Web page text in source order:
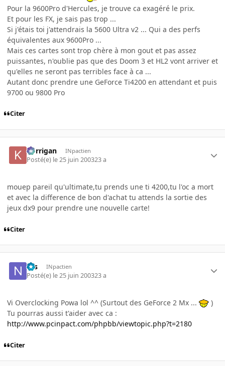
Pour la 9600Pro d'Hercules, je trouve ca exagéré le prix.
Et pour les FX, je sais pas trop ...
Si j'étais toi j'attendrais la 5600 Ultra v2 ... Qui a des perfs
équivalentes aux 9600Pro ...
Mais ces cartes sont trop chère à mon gout et pas assez
puissantes, n'oublie pas que des Doom 3 et HL2 vont arriver et
qu'elles ne seront pas terribles face à ca ...
Autant donc prendre une GeForce Ti4200 en attendant et puis
9700 ou 9800 Pro
Citer
korrigan INpactien
Posté(e) le 25 juin 200323 a
mouep pareil qu'ultimate,tu prends une ti 4200,tu l'oc a mort
et avec la difference de bon d'achat tu attends la sortie des
jeux dx9 pour prendre une nouvelle carte!
Citer
Nis INpactien
Posté(e) le 25 juin 200323 a
Vi Overclocking Powa lol ^^ (Surtout des GeForce 2 Mx ...
)
Tu pourras aussi t'aider avec ca :
http://www.pcinpact.com/phpbb/viewtopic.php?t=2180
Citer